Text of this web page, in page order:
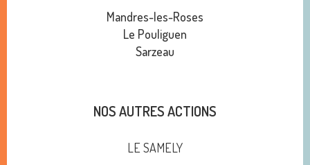
Mandres-les-Roses
Le Pouliguen
Sarzeau
NOS AUTRES ACTIONS
LE SAMELY